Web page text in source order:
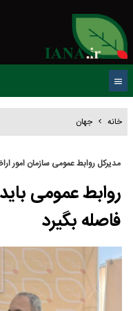
خانه جهان
مدیرکل روابط عمومی سازمان امور
روابط عمومی
فاصله بگیرد